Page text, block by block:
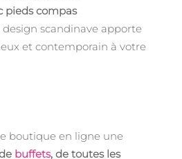
pieds compas
scandinave apporte
et contemporain à votre
boutique en ligne une
buffets, de toutes les